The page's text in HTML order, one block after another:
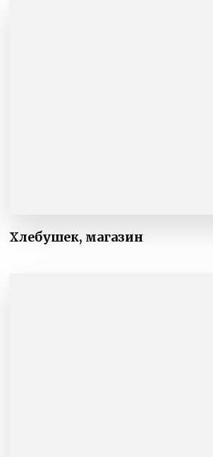
Хлебушек, магазин